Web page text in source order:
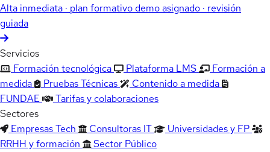
Alta inmediata · plan formativo demo asignado · revisión
guiada
Servicios
Formación tecnológica
Plataforma LMS
Formación a
medida
Pruebas Técnicas
Contenido a medida
FUNDAE
Tarifas y colaboraciones
Sectores
Empresas Tech
Consultoras IT
Universidades y FP
RRHH y formación
Sector Público